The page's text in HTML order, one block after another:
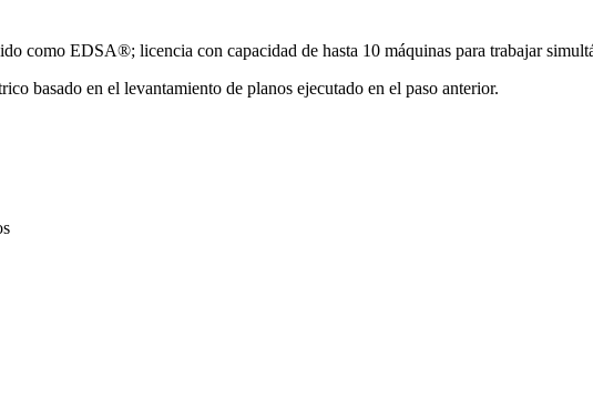
como EDSA®; licencia con capacidad de hasta 10 máquinas para trabajar
basado en el levantamiento de planos ejecutado en el paso anterior.